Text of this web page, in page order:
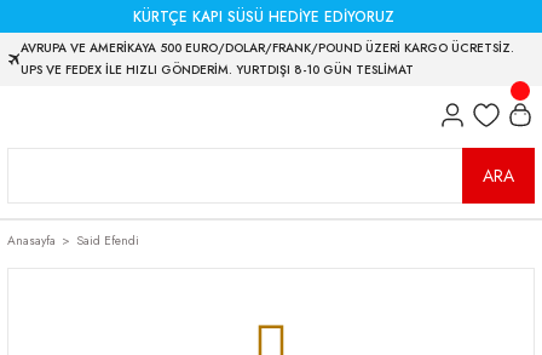
KÜRTÇE KAPI SÜSÜ HEDİYE EDİYORUZ
AVRUPA VE AMERİKAYA 500 EURO/DOLAR/FRANK/POUND ÜZERİ KARGO ÜCRETSİZ.
UPS VE FEDEX İLE HIZLI GÖNDERİM. YURTDIŞI 8-10 GÜN TESLİMAT
ARA
Anasayfa Said Efendi